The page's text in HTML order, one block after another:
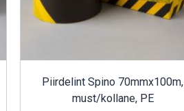
Piirdelint Spino 70mmx100m,
must/kollane, PE